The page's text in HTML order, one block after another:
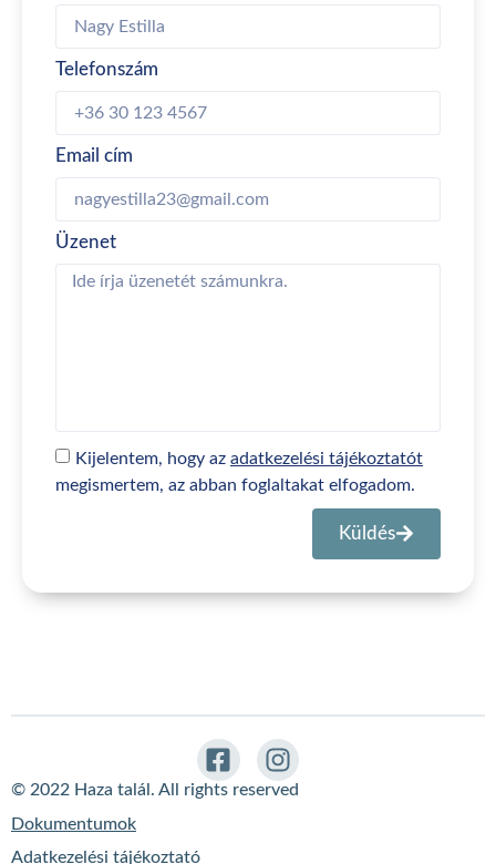
Telefonszám
Email cím
Üzenet
Kijelentem, hogy az adatkezelési tájékoztatót
megismertem, az abban foglaltakat elfogadom.
Küldés
© 2022 Haza talál. All rights reserved
Adatkezelési tájékoztató
Dokumentumok